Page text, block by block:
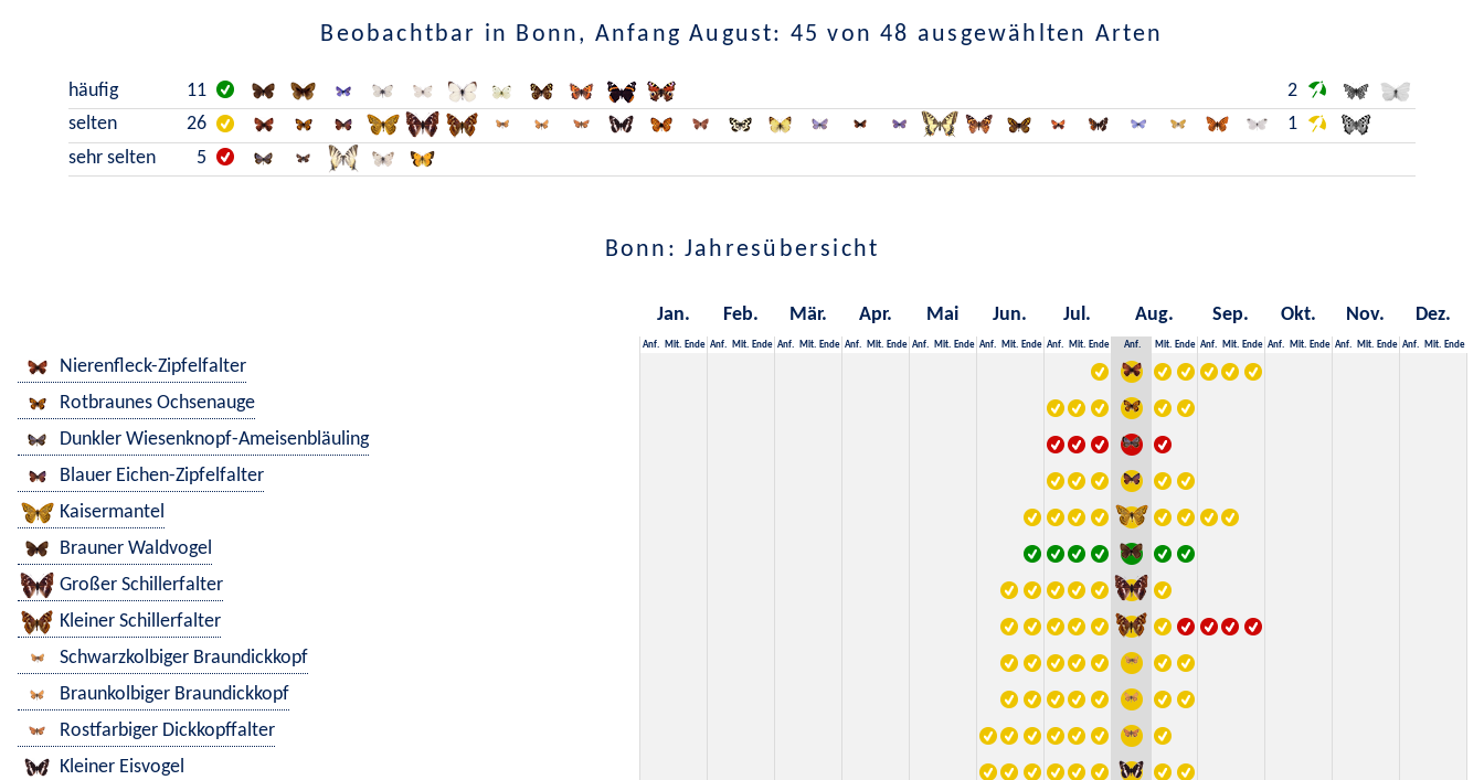
Beobachtbar in Bonn, Anfang August: 45 von 48 ausgewählten Arten
häufig 11
2
selten
26
1
sehr selten
5
Bonn: Jahresübersicht
Jan. Feb. Mär. Apr. Mai Jun. Jul. Aug. Sep. Okt. Nov. Dez.
Anf. Mit. Ende Anf. Mit. Ende Anf. Mit. Ende Anf. Mit. Ende Anf. Mit. Ende Anf. Mit. Ende Anf. Mit. Ende Anf. Mit. Ende Anf. Mit. Ende Anf. Mit. Ende Anf. Mit. Ende Anf. Mit. Ende
Nierenfleck-Zipfelfalter
Rotbraunes Ochsenauge
Dunkler Wiesenknopf-Ameisenbläuling
Blauer Eichen-Zipfelfalter
Kaisermantel
Brauner Waldvogel
Großer Schillerfalter
Kleiner Schillerfalter
Schwarzkolbiger Braundickkopf
Braunkolbiger Braundickkopf
Rostfarbiger Dickkopffalter
Kleiner Eisvogel